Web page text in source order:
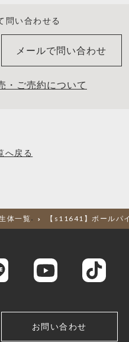
問い合わせる
メールで問い合わせ
・ご売約について
へ戻る
体一覧 【s11641】ボールパ
お問い合わせ